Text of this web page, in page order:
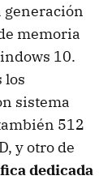
generación
memoria
10.
los
sistema
512
y otro de
dedicada